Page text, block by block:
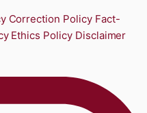
Correction Policy Fact-
Ethics Policy Disclaimer